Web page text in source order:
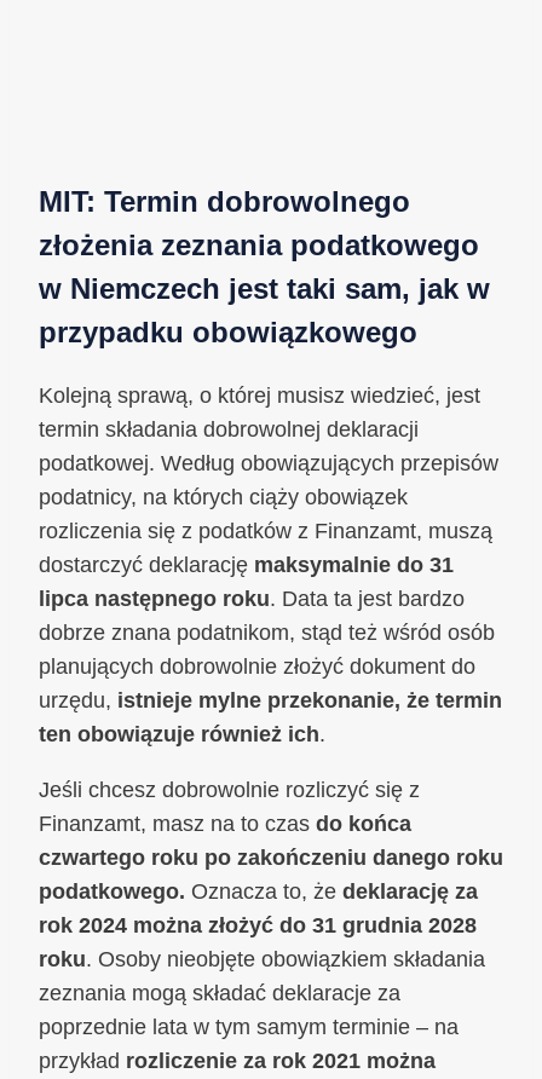
MIT: Termin dobrowolnego
złożenia zeznania podatkowego
w Niemczech jest taki sam, jak w
przypadku obowiązkowego
Kolejną sprawą, o której musisz wiedzieć, jest
termin składania dobrowolnej deklaracji
podatkowej. Według obowiązujących przepisów
podatnicy, na których ciąży obowiązek
rozliczenia się z podatków z Finanzamt, muszą
dostarczyć deklarację maksymalnie do 31
lipca następnego roku. Data ta jest bardzo
dobrze znana podatnikom, stąd też wśród osób
planujących dobrowolnie złożyć dokument do
urzędu, istnieje mylne przekonanie, że termin
ten obowiązuje również ich.
Jeśli chcesz dobrowolnie rozliczyć się z
Finanzamt, masz na to czas do końca
czwartego roku po zakończeniu danego roku
podatkowego. Oznacza to, że deklarację za
rok 2024 można złożyć do 31 grudnia 2028
roku. Osoby nieobjęte obowiązkiem składania
zeznania mogą składać deklaracje za
poprzednie lata w tym samym terminie – na
przykład rozliczenie za rok 2021 można